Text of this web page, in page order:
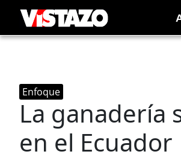
Enfoque
La ganadería
en el Ecuador